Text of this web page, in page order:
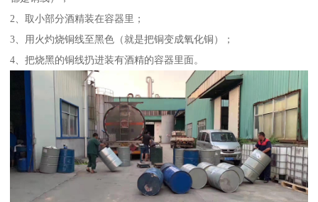
2、取小部分酒精装在容器里；
3、用火灼烧铜线至黑色（就是把铜变成氧化铜）；
4、把烧黑的铜线扔进装有酒精的容器里面。